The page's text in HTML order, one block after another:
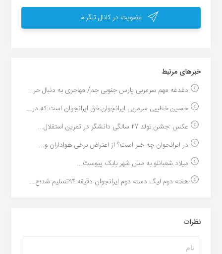
عضویت در کانال تلگرام
خبر‌های مرتبط
دغدغه مهم سرمربی پارس جنوبی جم/ مهاجری به دنبال حر...
حسین خطیبی سرمربی ایرانجوان:حق ایرانجوان است که در...
عکس :جشن تولد 27 سالگی دانشگر در تمرین استقلال...
در ایرانجوان چه خبر است؟ از اعتراض برخی هواداران و...
میلاد شعبانلو به مس شهر بابک پیوست...
هفته دوم لیگ دسته دوم ایرانجوان دقیقه ۹۴تسلیم شد؛ع...
نظرات